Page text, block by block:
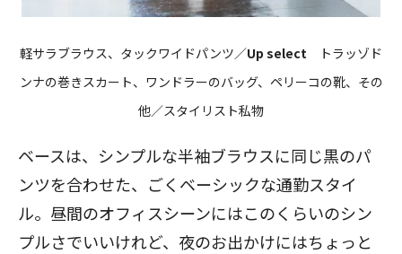
軽サラブラウス、タックワイドパンツ／Up select トラッゾド
ンナの巻きスカート、ワンドラーのバッグ、ペリーコの靴、その
他／スタイリスト私物
ベースは、シンプルな半袖ブラウスに同じ黒のパ
ンツを合わせた、ごくベーシックな通勤スタイ
ル。昼間のオフィスシーンにはこのくらいのシン
プルさでいいけれど、夜のお出かけにはちょっと